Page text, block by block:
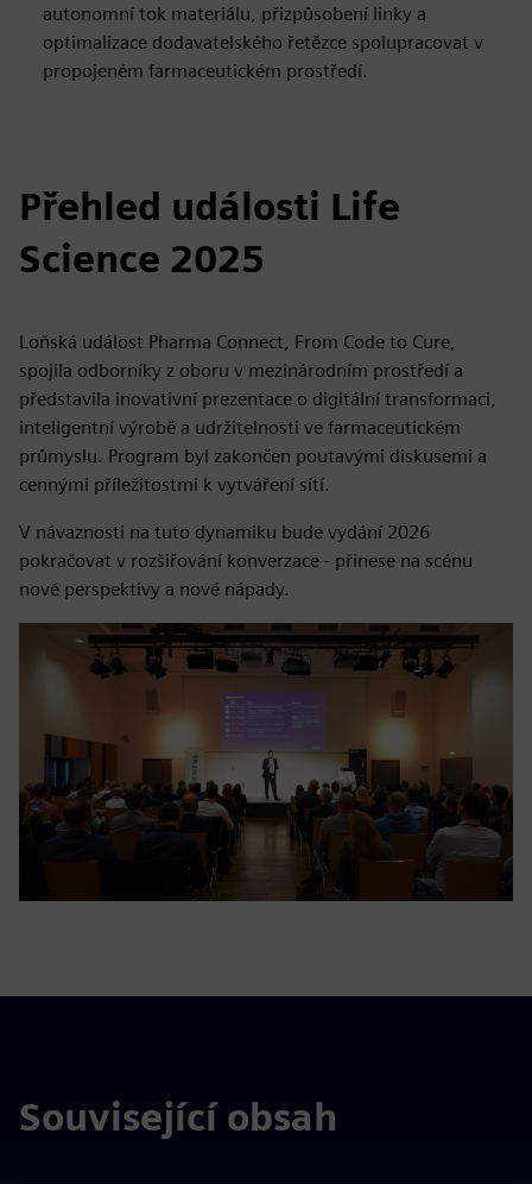
autonomní tok materiálu, přizpůsobení linky a
optimalizace dodavatelského řetězce spolupracovat v
propojeném farmaceutickém prostředí.
Přehled události Life
Science 2025
Loňská událost Pharma Connect, From Code to Cure,
spojila odborníky z oboru v mezinárodním prostředí a
představila inovativní prezentace o digitální transformaci,
inteligentní výrobě a udržitelnosti ve farmaceutickém
průmyslu. Program byl zakončen poutavými diskusemi a
cennými příležitostmi k vytváření sítí.
V návaznosti na tuto dynamiku bude vydání 2026
pokračovat v rozšiřování konverzace - přinese na scénu
nové perspektivy a nové nápady.
Související obsah